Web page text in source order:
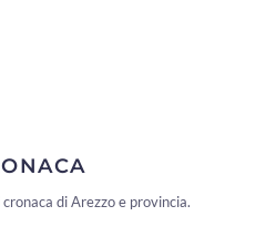
di Arezzo e provincia.